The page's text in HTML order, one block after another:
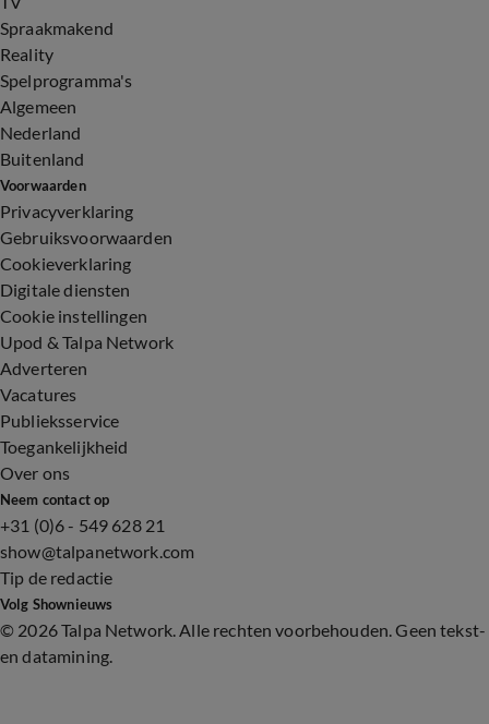
Spraakmakend
Reality
Spelprogramma's
Algemeen
Nederland
Buitenland
Voorwaarden
Privacyverklaring
Gebruiksvoorwaarden
Cookieverklaring
Digitale diensten
Cookie instellingen
Upod & Talpa Network
Adverteren
Vacatures
Publieksservice
Toegankelijkheid
Over ons
Neem contact op
+31 (0)6 - 549 628 21
show@talpanetwork.com
Tip de redactie
Volg Shownieuws
© 2026 Talpa Network. Alle rechten voorbehouden. Geen tekst-
en datamining.